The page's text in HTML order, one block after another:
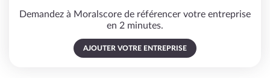
Demandez à Moralscore de référencer votre entreprise
en 2 minutes.
AJOUTER VOTRE ENTREPRISE